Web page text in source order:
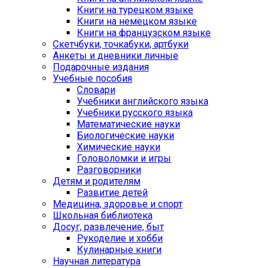
Книги на турецком языке
Книги на немецком языке
Книги на французском языке
Cкетчбуки, точкабуки, артбуки
Анкеты и дневники личные
Подарочные издания
Учебные пособия
Словари
Учебники английского языка
Учебники русского языка
Математические науки
Биологические науки
Химические науки
Головоломки и игры
Разговорники
Детям и родителям
Развитие детей
Медицина, здоровье и спорт
Школьная библиотека
Досуг, развлечение, быт
Рукоделие и хобби
Кулинарные книги
Научная литература